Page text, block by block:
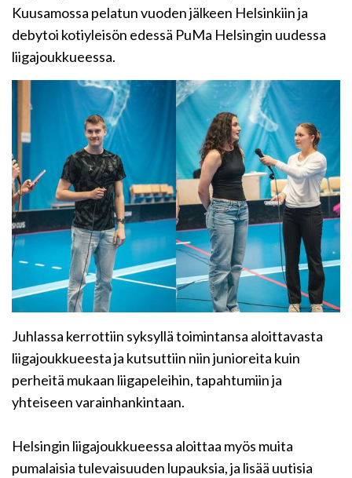
Kuusamossa pelatun vuoden jälkeen Helsinkiin ja
debytoi kotiyleisön edessä PuMa Helsingin uudessa
liigajoukkueessa.
Juhlassa kerrottiin syksyllä toimintansa aloittavasta
liigajoukkueesta ja kutsuttiin niin junioreita kuin
perheitä mukaan liigapeleihin, tapahtumiin ja
yhteiseen varainhankintaan.
Helsingin liigajoukkueessa aloittaa myös muita
pumalaisia tulevaisuuden lupauksia, ja lisää uutisia